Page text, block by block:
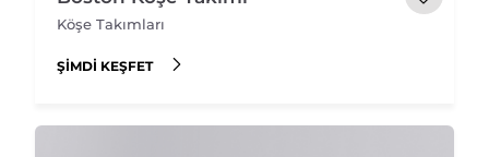
Köşe Takımları
ŞIMDI KEŞFET